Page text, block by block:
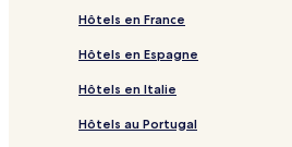
Hôtels en France
Hôtels en Espagne
Hôtels en Italie
Hôtels au Portugal